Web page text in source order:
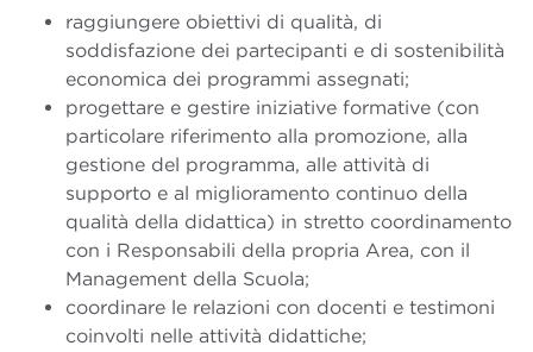
raggiungere obiettivi di qualità, di
soddisfazione dei partecipanti e di sostenibilità
economica dei programmi assegnati;
progettare e gestire iniziative formative (con
particolare riferimento alla promozione, alla
gestione del programma, alle attività di
supporto e al miglioramento continuo della
qualità della didattica) in stretto coordinamento
con i Responsabili della propria Area, con il
Management della Scuola;
coordinare le relazioni con docenti e testimoni
coinvolti nelle attività didattiche;